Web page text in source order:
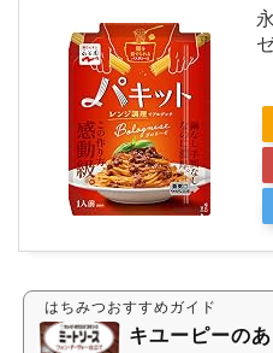
はちみつおすすめガイド
キユーピーの